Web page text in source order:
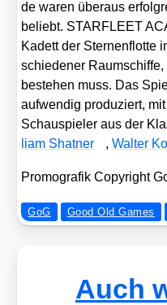
de waren über­aus
beliebt. STARFLEET
Kadett der Ster­nen­flot­te
schie­de­ner
bestehen muss. Das
auf­wen­dig pro­du­ziert,
Schau­spie­ler aus der
liam Shat­ner
,Wal­ter
Pro­mo­gra­fik Copy­right
GoG Good Old Games
Auch